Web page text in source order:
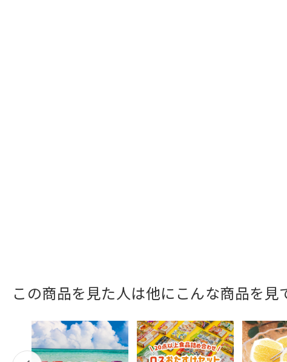
この商品を見た人は他にこんな商品を見